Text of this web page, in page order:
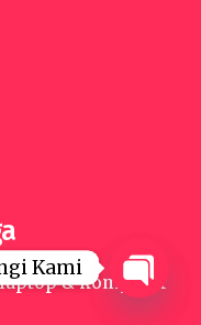
& komputer
Kami
Kami